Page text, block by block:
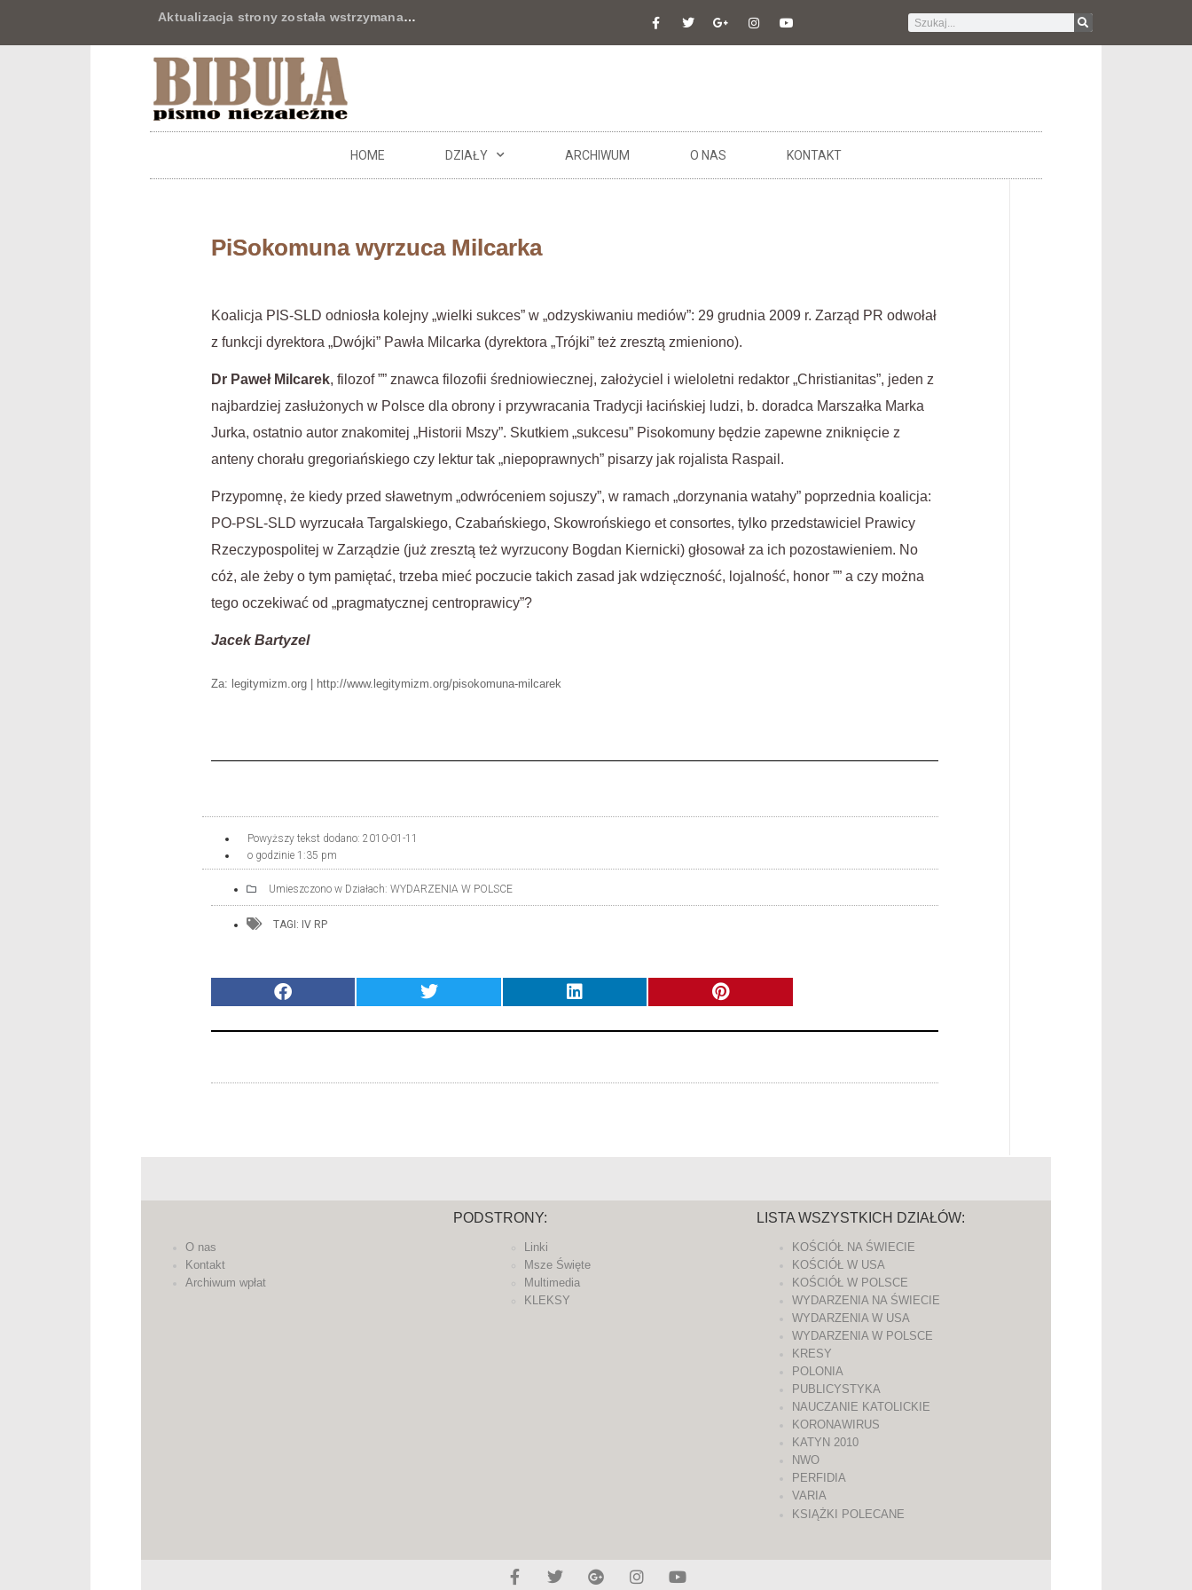
Aktualizacja strony została wstrzymana…
HOME DZIAŁY ARCHIWUM O NAS KONTAKT
PiSokomuna wyrzuca Milcarka
Koalicja PIS-SLD odniosła kolejny „wielki sukces” w „odzyskiwaniu mediów”: 29 grudnia 2009 r. Zarząd PR odwołał
z funkcji dyrektora „Dwójki” Pawła Milcarka (dyrektora „Trójki” też zresztą zmieniono).
Dr Paweł Milcarek, filozof ”” znawca filozofii średniowiecznej, założyciel i wieloletni redaktor „Christianitas”, jeden z
najbardziej zasłużonych w Polsce dla obrony i przywracania Tradycji łacińskiej ludzi, b. doradca Marszałka Marka
Jurka, ostatnio autor znakomitej „Historii Mszy”. Skutkiem „sukcesu” Pisokomuny będzie zapewne zniknięcie z
anteny chorału gregoriańskiego czy lektur tak „niepoprawnych” pisarzy jak rojalista Raspail.
Przypomnę, że kiedy przed sławetnym „odwróceniem sojuszy”, w ramach „dorzynania watahy” poprzednia koalicja:
PO-PSL-SLD wyrzucała Targalskiego, Czabańskiego, Skowrońskiego et consortes, tylko przedstawiciel Prawicy
Rzeczypospolitej w Zarządzie (już zresztą też wyrzucony Bogdan Kiernicki) głosował za ich pozostawieniem. No
cóż, ale żeby o tym pamiętać, trzeba mieć poczucie takich zasad jak wdzięczność, lojalność, honor ”” a czy można
tego oczekiwać od „pragmatycznej centroprawicy”?
Jacek Bartyzel
Za: legitymizm.org | http://www.legitymizm.org/pisokomuna-milcarek
Powyższy tekst dodano: 2010-01-11
o godzinie 1:35 pm
Umieszczono w Działach: WYDARZENIA W POLSCE
TAGI: IV RP
O nas
Kontakt
Archiwum wpłat
PODSTRONY:
Linki
Msze Święte
Multimedia
KLEKSY
LISTA WSZYSTKICH DZIAŁÓW:
KOŚCIÓŁ NA ŚWIECIE
KOŚCIÓŁ W USA
KOŚCIÓŁ W POLSCE
WYDARZENIA NA ŚWIECIE
WYDARZENIA W USA
WYDARZENIA W POLSCE
KRESY
POLONIA
PUBLICYSTYKA
NAUCZANIE KATOLICKIE
KORONAWIRUS
KATYN 2010
NWO
PERFIDIA
VARIA
KSIĄŻKI POLECANE